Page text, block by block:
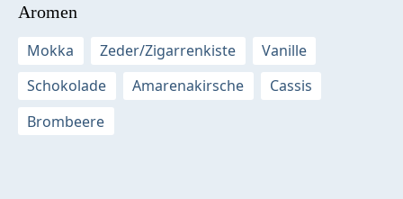
Aromen
Mokka
Zeder/Zigarrenkiste
Vanille
Schokolade
Amarenakirsche
Cassis
Brombeere